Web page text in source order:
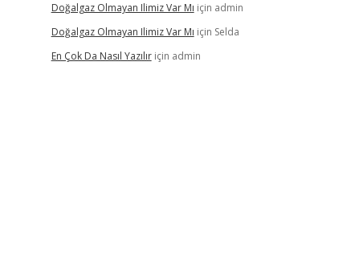
Doğalgaz Olmayan Ilimiz Var Mı için admin
Doğalgaz Olmayan Ilimiz Var Mı için Selda
En Çok Da Nasıl Yazılıriçin admin